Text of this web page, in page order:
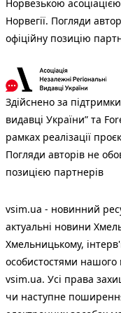
Норвезькою
Норвегії. Погляди
офіційну позицію
Здійснено за
видавці України” та
рамках реалізації
Погляди авторів не
позицією партнерів
vsim.ua - новинний
актуальні новини
Хмельницькому,
особистостями
vsim.ua. Усі права
чи наступне